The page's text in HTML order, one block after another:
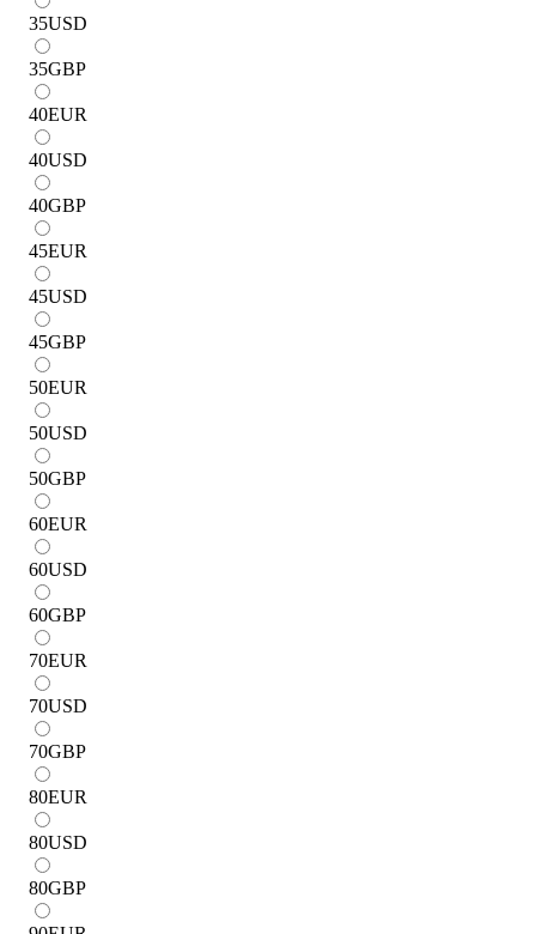
35USD
35GBP
40EUR
40USD
40GBP
45EUR
45USD
45GBP
50EUR
50USD
50GBP
60EUR
60USD
60GBP
70EUR
70USD
70GBP
80EUR
80USD
80GBP